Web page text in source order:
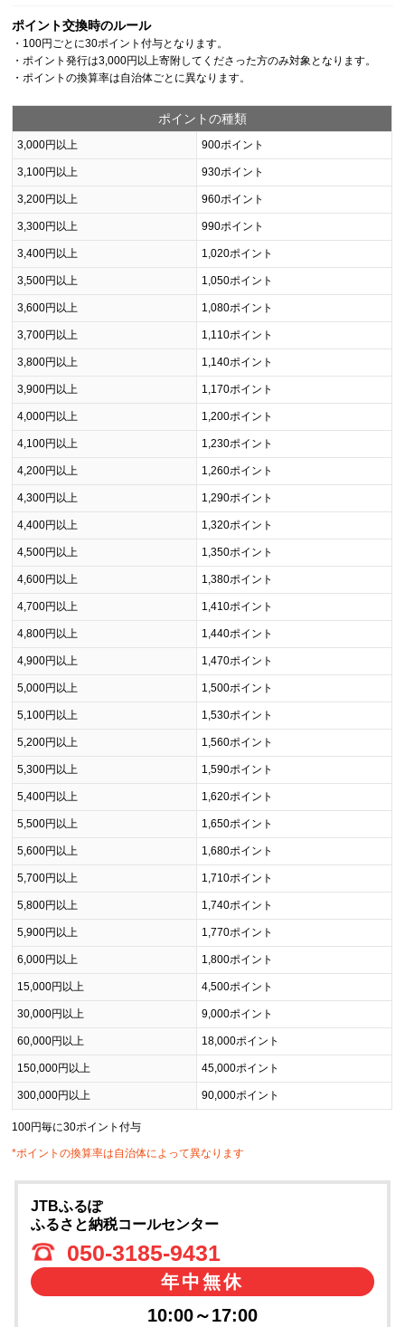
ポイント交換時のルール
・100円ごとに30ポイント付与となります。
・ポイント発行は3,000円以上寄附してくださった方のみ対象となります。
・ポイントの換算率は自治体ごとに異なります。
ポイントの種類
3,000円以上 900ポイント
3,100円以上 930ポイント
3,200円以上 960ポイント
3,300円以上 990ポイント
3,400円以上 1,020ポイント
3,500円以上 1,050ポイント
3,600円以上 1,080ポイント
3,700円以上 1,110ポイント
3,800円以上 1,140ポイント
3,900円以上 1,170ポイント
4,000円以上 1,200ポイント
4,100円以上 1,230ポイント
4,200円以上 1,260ポイント
4,300円以上 1,290ポイント
4,400円以上 1,320ポイント
4,500円以上 1,350ポイント
4,600円以上 1,380ポイント
4,700円以上 1,410ポイント
4,800円以上 1,440ポイント
4,900円以上 1,470ポイント
5,000円以上 1,500ポイント
5,100円以上 1,530ポイント
5,200円以上 1,560ポイント
5,300円以上 1,590ポイント
5,400円以上 1,620ポイント
5,500円以上 1,650ポイント
5,600円以上 1,680ポイント
5,700円以上 1,710ポイント
5,800円以上 1,740ポイント
5,900円以上 1,770ポイント
6,000円以上 1,800ポイント
15,000円以上 4,500ポイント
30,000円以上 9,000ポイント
60,000円以上 18,000ポイント
150,000円以上 45,000ポイント
300,000円以上 90,000ポイント
100円毎に30ポイント付与
*ポイントの換算率は自治体によって異なります
JTBふるぽ
ふるさと納税コールセンター
050-3185-9431
年中無休
10:00～17:00